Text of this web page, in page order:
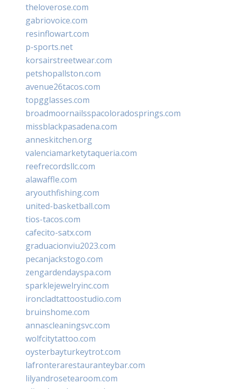
theloverose.com
gabriovoice.com
resinflowart.com
p-sports.net
korsairstreetwear.com
petshopallston.com
avenue26tacos.com
topgglasses.com
broadmoornailsspacoloradosprings.com
missblackpasadena.com
anneskitchen.org
valenciamarketytaqueria.com
reefrecordsllc.com
alawaffle.com
aryouthfishing.com
united-basketball.com
tios-tacos.com
cafecito-satx.com
graduacionviu2023.com
pecanjackstogo.com
zengardendayspa.com
sparklejewelryinc.com
ironcladtattoostudio.com
bruinshome.com
annascleaningsvc.com
wolfcitytattoo.com
oysterbayturkeytrot.com
lafronterarestauranteybar.com
lilyandrosetearoom.com